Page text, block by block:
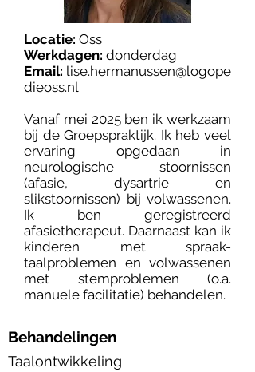
Locatie: Oss
Werkdagen: donderdag
Email: lise.hermanussen@logope
dieoss.nl
Vanaf mei 2025 ben ik werkzaam
bij de Groepspraktijk. Ik heb veel
ervaring opgedaan in
neurologische stoornissen
(afasie, dysartrie en
slikstoornissen) bij volwassenen.
Ik ben geregistreerd
afasietherapeut. Daarnaast kan ik
kinderen met spraak-
taalproblemen en volwassenen
met stemproblemen (o.a.
manuele facilitatie) behandelen.
Behandelingen
Taalontwikkeling